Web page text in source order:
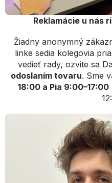
Reklamácie u nás
Žiadny anonymný
linke sedia kolegovia
vedieť rady, ozvite sa
odoslaním tovaru. Sme
18:00 a Pia 9:00–17:00